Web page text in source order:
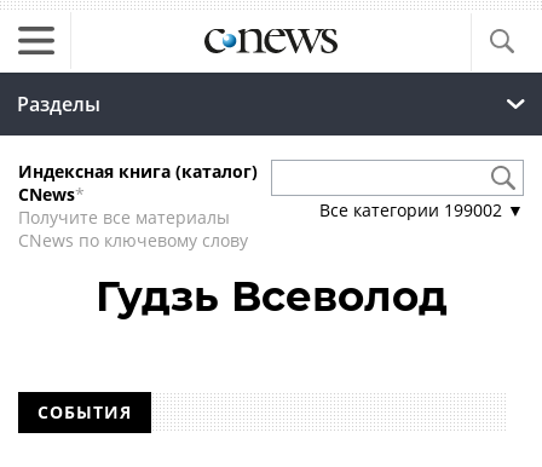
Разделы
Индексная книга (каталог)
CNews*
Получите все материалы
CNews по ключевому слову
Все категории 199002 ▼
Гудзь Всеволод
СОБЫТИЯ